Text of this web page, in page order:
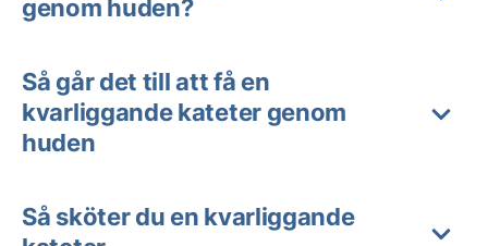
genom huden?
Så går det till att få en
kvarliggande kateter genom
huden
Så sköter du en kvarliggande